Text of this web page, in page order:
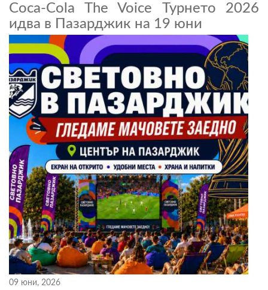
Coca-Cola The Voice Турнето 2026
идва в Пазарджик на 19 юни
09 юни, 2026